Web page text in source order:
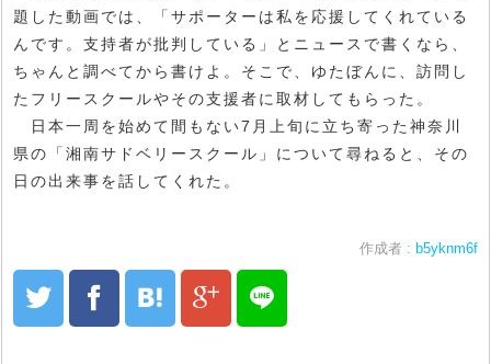
題した動画では、「サポーターは私を応援してくれている
んです。支持者が批判している」とニュースで書くなら、
ちゃんと調べてから書けよ。そこで、ゆたぼんに、訪問し
たフリースクールやその支援者に取材してもらった。
日本一周を始めて間もない7月上旬に立ち寄った神奈川
県の「湘南サドベリースクール」について尋ねると、その
日の出来事を話してくれた。
作成者 : b5yknm6f